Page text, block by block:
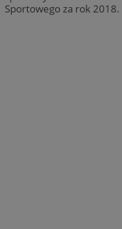
Sportowego za rok 2018.